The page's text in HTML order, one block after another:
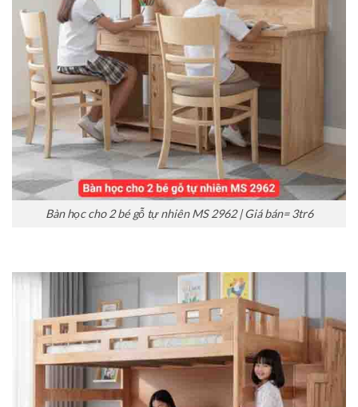
Bàn học cho 2 bé gỗ tự nhiên MS 2962 | Giá bán= 3tr6